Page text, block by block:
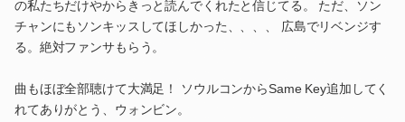
の私たちだけやからきっと読んでくれたと信じてる。 ただ、ソン
チャンにもソンキッスしてほしかった、、、、 広島でリベンジす
る。絶対ファンサもらう。
曲もほぼ全部聴けて大満足！ ソウルコンからSame Key追加してく
れてありがとう、ウォンビン。